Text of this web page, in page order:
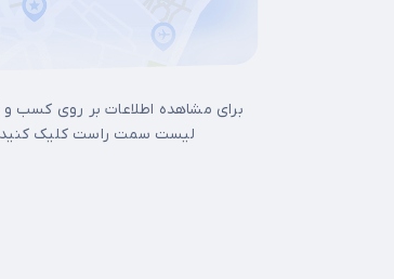
برای مشاهده اطلاعات بر روی کسب و
لیست سمت راست کلیک کنید